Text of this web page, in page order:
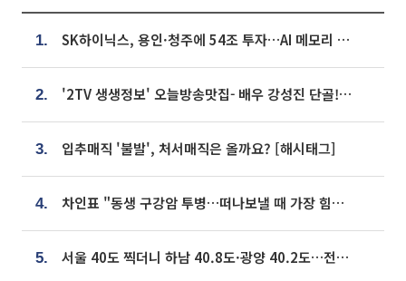
1. SK하이닉스, 용인·청주에 54조 투자…AI 메모리 생산기지 키운다
2. '2TV 생생정보' 오늘방송맛집- 배우 강성진 단골! 쌀국수ㆍ푸팟퐁 커리 맛집 '블○○○'
3. 입추매직 '불발', 처서매직은 올까요? [해시태그]
4. 차인표 "동생 구강암 투병…떠나보낼 때 가장 힘들었다”
5. 서울 40도 찍더니 하남 40.8도·광양 40.2도…전국 '펄펄'